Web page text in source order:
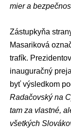
mier a
Zástupkyňa
Masariková
trafík.
inauguračný
byť výsledkom
Radačovský na
tam za vlastné,
všetkých